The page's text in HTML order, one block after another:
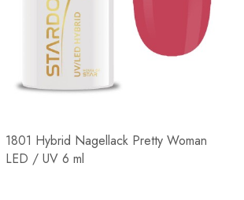
1801 Hybrid Nagellack Pretty Woman
LED / UV 6 ml